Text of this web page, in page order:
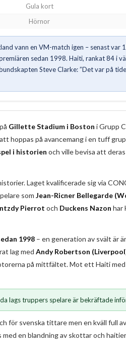
Gula kort
Hörnor
vann en VM-match igen – senast var
sedan 1998. Haiti, rankat 84 i
Steve Clarke: ”Det var på
Gillette Stadium i Boston i Grupp
hoppas på avancemang i en tuff
i historien och ville bevisa att
Laget kvalificerade sig via
som Jean-Ricner Bellegarde
Pierrot och Duckens Nazon har
1998 – en generation av svält är
lag med Andy Robertson
på mittfältet. Mot ett Haiti
lags truppers spelare är bekräftade
för svenska tittare men en kväll full
en blandning av skottar och